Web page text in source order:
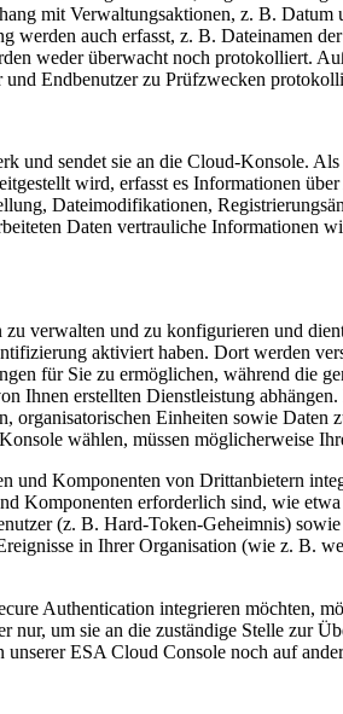
mit Verwaltungsaktionen, z. B.
auch erfasst, z. B. Dateinamen
weder überwacht noch protokolliert.
Endbenutzer zu Prüfzwecken
und sendet sie an die Cloud-Konsole.
wird, erfasst es Informationen
Dateimodifikationen,
Daten vertrauliche Informationen
verwalten und zu konfigurieren und
aktiviert haben. Dort werden
für Sie zu ermöglichen, während die
Ihnen erstellten Dienstleistung
Einheiten sowie Daten
wählen, müssen möglicherweise
und Komponenten von Drittanbietern
Komponenten erforderlich sind, wie
(z. B. Hard-Token-Geheimnis)
in Ihrer Organisation (wie z. B.
Authentication integrieren möchten,
um sie an die zuständige Stelle zur
ESA Cloud Console noch auf